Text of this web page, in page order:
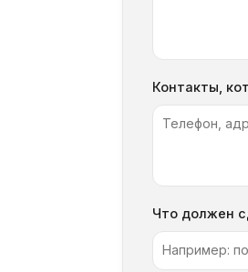
Контакты,
Что должен